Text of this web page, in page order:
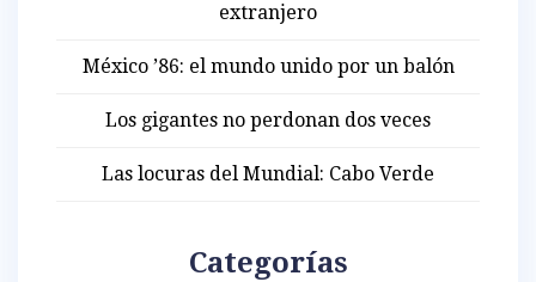
extranjero
México ’86: el mundo unido por un balón
Los gigantes no perdonan dos veces
Las locuras del Mundial: Cabo Verde
Categorías